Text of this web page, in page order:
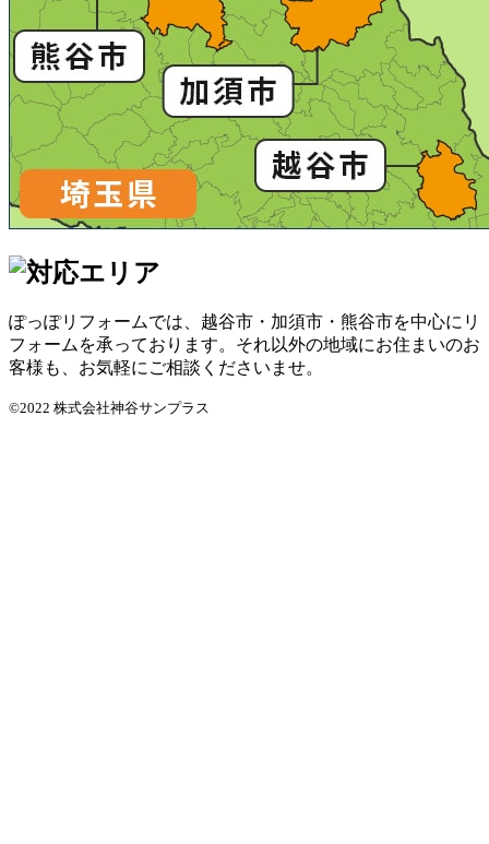
ぽっぽリフォームでは、越谷市・加須市・熊谷市を中心にリ
フォームを承っております。それ以外の地域にお住まいのお
客様も、お気軽にご相談くださいませ。
©2022 株式会社神谷サンプラス